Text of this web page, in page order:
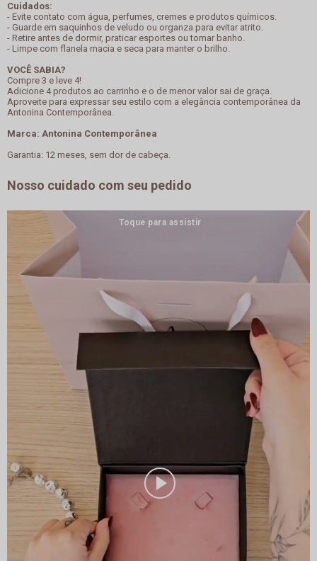
Cuidados:
- Evite contato com água, perfumes, cremes e produtos químicos.
- Guarde em saquinhos de veludo ou organza para evitar atrito.
- Retire antes de dormir, praticar esportes ou tomar banho.
- Limpe com flanela macia e seca para manter o brilho.
VOCÊ SABIA?
Compre 3 e leve 4!
Adicione 4 produtos ao carrinho e o de menor valor sai de graça.
Aproveite para expressar seu estilo com a elegância contemporânea da
Antonina Contemporânea.
Marca: Antonina Contemporânea
Garantia: 12 meses, sem dor de cabeça.
Nosso cuidado com seu pedido